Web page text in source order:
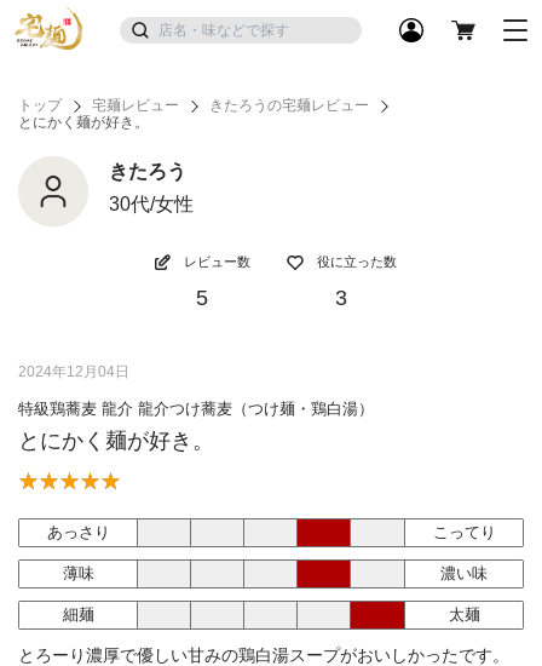
トップ 宅麺レビュー
きたろうの宅麺レビュー
とにかく麺が好き。
きたろう
30代/女性
レビュー数
5
役に立った数
3
2024年12月04日
特級鶏蕎麦 龍介 龍介つけ蕎麦（つけ麺・鶏白湯）
とにかく麺が好き。
あっさり こってり
薄味 濃い味
細麺 太麺
とろーり濃厚で優しい甘みの鶏白湯スープがおいしかったです。